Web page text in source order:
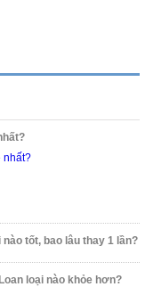
tốt, bao lâu thay 1 lần?
loại nào khỏe hơn?